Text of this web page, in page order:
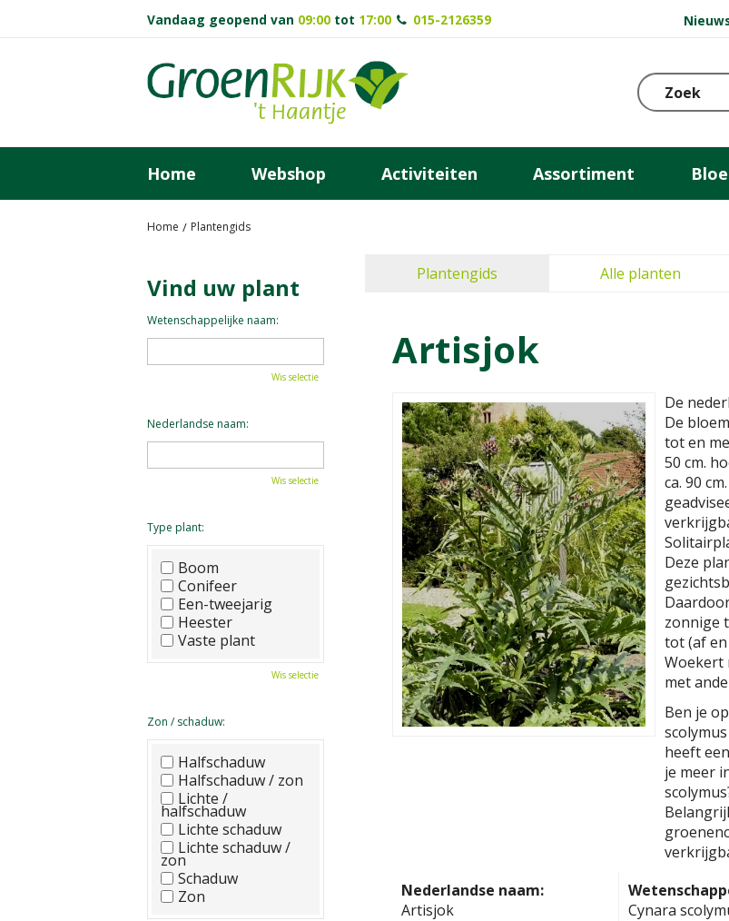
Home Plantengids
Vandaag geopend van 09:00 tot 17:00 015-2126359
Home Webshop Activiteiten Assortiment
Plantengids Alle planten
Artisjok
De
De
tot en
50 cm.
ca. 90
Deze
zonnige
tot (af
Woekert
met
Ben je
heeft
je meer
Nederlandse naam:
Artisjok
Cynara
Vind uw plant
Wetenschappelijke naam:
Wis selectie
Nederlandse naam:
Wis selectie
Type plant:
Boom
Conifeer
Een-tweejarig
Heester
Vaste plant
Wis selectie
Zon / schaduw:
Halfschaduw
Halfschaduw / zon
Lichte /
halfschaduw
Lichte schaduw
Lichte schaduw /
zon
Schaduw
Zon